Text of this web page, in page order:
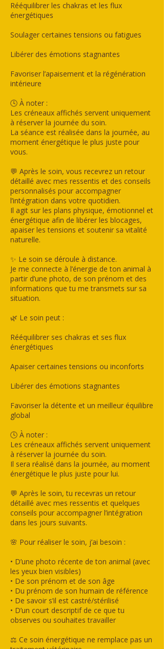
Rééquilibrer les chakras et les flux
énergétiques
Soulager certaines tensions ou fatigues
Libérer des émotions stagnantes
Favoriser l’apaisement et la régénération
intérieure
🕓 À noter :
Les créneaux affichés servent uniquement
à réserver la journée du soin.
La séance est réalisée dans la journée, au
moment énergétique le plus juste pour
vous.
💬 Après le soin, vous recevrez un retour
détaillé avec mes ressentis et des conseils
personnalisés pour accompagner
l’intégration dans votre quotidien.
Il agit sur les plans physique, émotionnel et
énergétique afin de libérer les blocages,
apaiser les tensions et soutenir sa vitalité
naturelle.
✨ Le soin se déroule à distance.
Je me connecte à l’énergie de ton animal à
partir d’une photo, de son prénom et des
informations que tu me transmets sur sa
situation.
🌿 Le soin peut :
Rééquilibrer ses chakras et ses flux
énergétiques
Apaiser certaines tensions ou inconforts
Libérer des émotions stagnantes
Favoriser la détente et un meilleur équilibre
global
🕓 À noter :
Les créneaux affichés servent uniquement
à réserver la journée du soin.
Il sera réalisé dans la journée, au moment
énergétique le plus juste pour lui.
💬 Après le soin, tu recevras un retour
détaillé avec mes ressentis et quelques
conseils pour accompagner l’intégration
dans les jours suivants.
🌸 Pour réaliser le soin, j’ai besoin :
• D’une photo récente de ton animal (avec
les yeux bien visibles)
• De son prénom et de son âge
• Du prénom de son humain de référence
• De savoir s’il est castré/stérilisé
• D’un court descriptif de ce que tu
observes ou souhaites travailler
⚖️ Ce soin énergétique ne remplace pas un